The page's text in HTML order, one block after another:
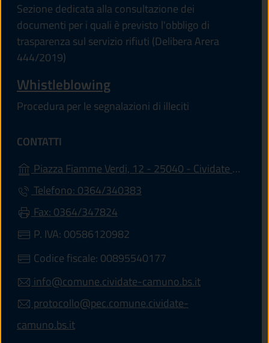
Sezione dedicata alla consultazione dei
documenti per i quali è previsto l'obbligo di
trasparenza sul servizio rifiuti (Delibera Arera
444/2019)
Whistleblowing
Procedura per le segnalazioni di illeciti
CONTATTI
Piazza Fiamme Verdi, 12 - 25040 - Cividate Camuno (BS)
Telefono: 0364/340383
Fax: 0364/347824
P. IVA: 00586120982
Codice fiscale: 00895540177
info@comune.cividate-camuno.bs.it
protocollo@pec.comune.cividate-
camuno.bs.it